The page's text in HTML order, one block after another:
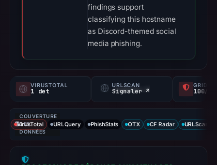
findings support
classifying this hostname
as Discord-themed social
media phishing.
VIRUSTOTAL
1 det
URLSCAN
Signaler ↗ 100/
COUVERTURE
DES
DONNÉES
VirusTotal URLQuery PhishStats OTX CF Radar URLScan